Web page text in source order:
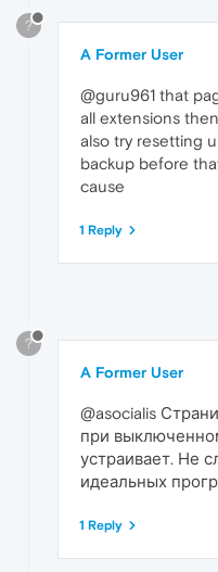
?
A Former User
@guru961 that
all extensions
also try resetting
backup before
cause
1 Reply
?
A Former User
@asocialis
при
устраивает. Не
идеальных
1 Reply